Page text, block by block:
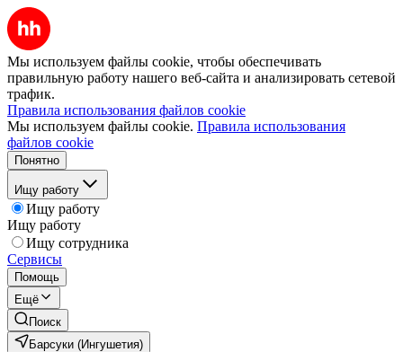
Мы используем файлы cookie, чтобы обеспечивать
правильную работу нашего веб-сайта и анализировать сетевой
трафик.
Правила использования файлов cookie
Мы используем файлы cookie. Правила использования
файлов cookie
Понятно
Ищу работу
Ищу работу
Ищу работу
Ищу сотрудника
Сервисы
Помощь
Ещё
Поиск
Барсуки (Ингушетия)